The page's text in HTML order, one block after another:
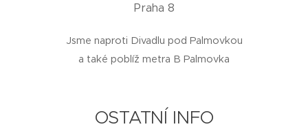
Praha 8
Jsme naproti Divadlu pod Palmovkou
a také poblíž metra B Palmovka
OSTATNÍ INFO